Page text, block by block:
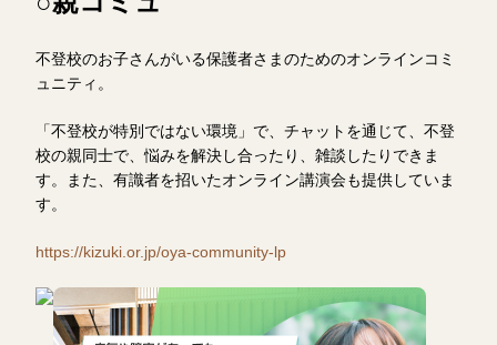
不登校のお子さんがいる保護者さまのためのオンラインコミ
ュニティ。
「不登校が特別ではない環境」で、チャットを通じて、不登
校の親同士で、悩みを解決し合ったり、雑談したりできま
す。また、有識者を招いたオンライン講演会も提供していま
す。
https://kizuki.or.jp/oya-community-lp